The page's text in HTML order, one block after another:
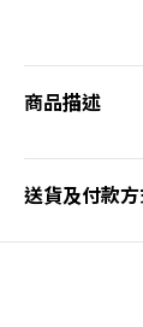
商品描述
送貨及付款